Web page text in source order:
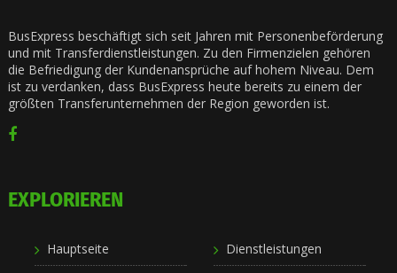
BusExpress beschäftigt sich seit Jahren mit Personenbeförderung
und mit Transferdienstleistungen. Zu den Firmenzielen gehören
die Befriedigung der Kundenansprüche auf hohem Niveau. Dem
ist zu verdanken, dass BusExpress heute bereits zu einem der
größten Transferunternehmen der Region geworden ist.
EXPLORIEREN
Hauptseite Dienstleistungen